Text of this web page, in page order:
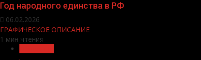
Год народного единства в РФ
06.02.2026
ГРАФИЧЕСКОЕ ОПИСАНИЕ
1 мин чтения